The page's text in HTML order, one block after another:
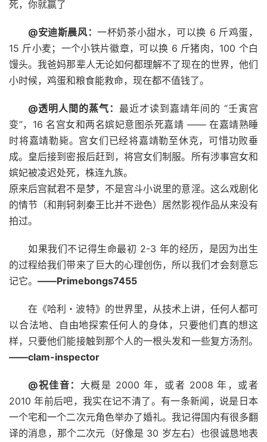
死，你就赢了
@安迪斯晨风：一杯奶茶小甜水，可以换 6 斤鸡蛋，
15 斤小麦；一个小铁片徽章，可以换 6 斤猪肉，100 个白
馒头。我爸妈那辈人无论如何都理解不了现在的世界，他们
小时候，鸡蛋和粮食能救命，现在都不值钱了。 ​​​
@透明人間的蒸气： 最近才读到嘉靖年间的 “壬寅宫
变”，16 名宫女和两名嫔妃意图杀死嘉靖 —— 在嘉靖熟睡
时将嘉靖勒毙。宫女们已经将嘉靖勒至休克，可惜功败垂
成。皇后接到密报后赶到，将宫女们制服。所有涉事宫女和
嫔妃被凌迟处死，株连九族。
原来后宫弑君不是梦，不是宫斗小说里的意淫。这么戏剧化
的情节（和荆轲刺秦王比并不逊色）居然影视作品从来没有
拍过。
如果我们不记得生命最初 2-3 年的经历，是因为出生
的过程给我们带来了巨大的心理创伤，所以我们才会刻意忘
记它。 ——Primebongs7455 ​​​
在《哈利・波特》的世界里，从技术上讲，任何人都可
以合法地、自由地探索任何人的身体，只要他们真的想这
样，只要他们能接触到那个人的一根头发和一些复方汤剂。
——clam-inspector ​​​
@祝佳音： 大概是 2000 年，或者 2008 年，或者
2010 年前后吧，我实在记不清了。有一条新闻，说是日本
一个宅和一个二次元角色举办了婚礼。我记得国内有很多翻
译的消息，那个二次元（好像是 30 岁左右）也很诚恳地表